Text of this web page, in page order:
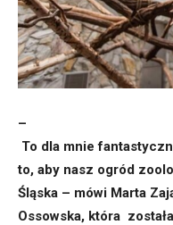
–
To dla mnie
to, aby nasz ogród
Śląska – mówi Marta
Ossowska, która została